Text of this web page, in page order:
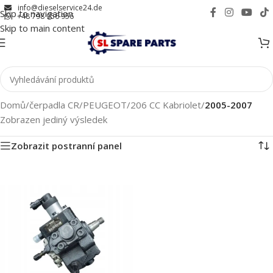
Skip to navigation
Skip to main content
info@dieselservice24.de
+48 798 956 956
Domů/čerpadla CR/PEUGEOT/206 CC Kabriolet/2005-2007
Zobrazen jediný výsledek
Zobrazit postranní panel